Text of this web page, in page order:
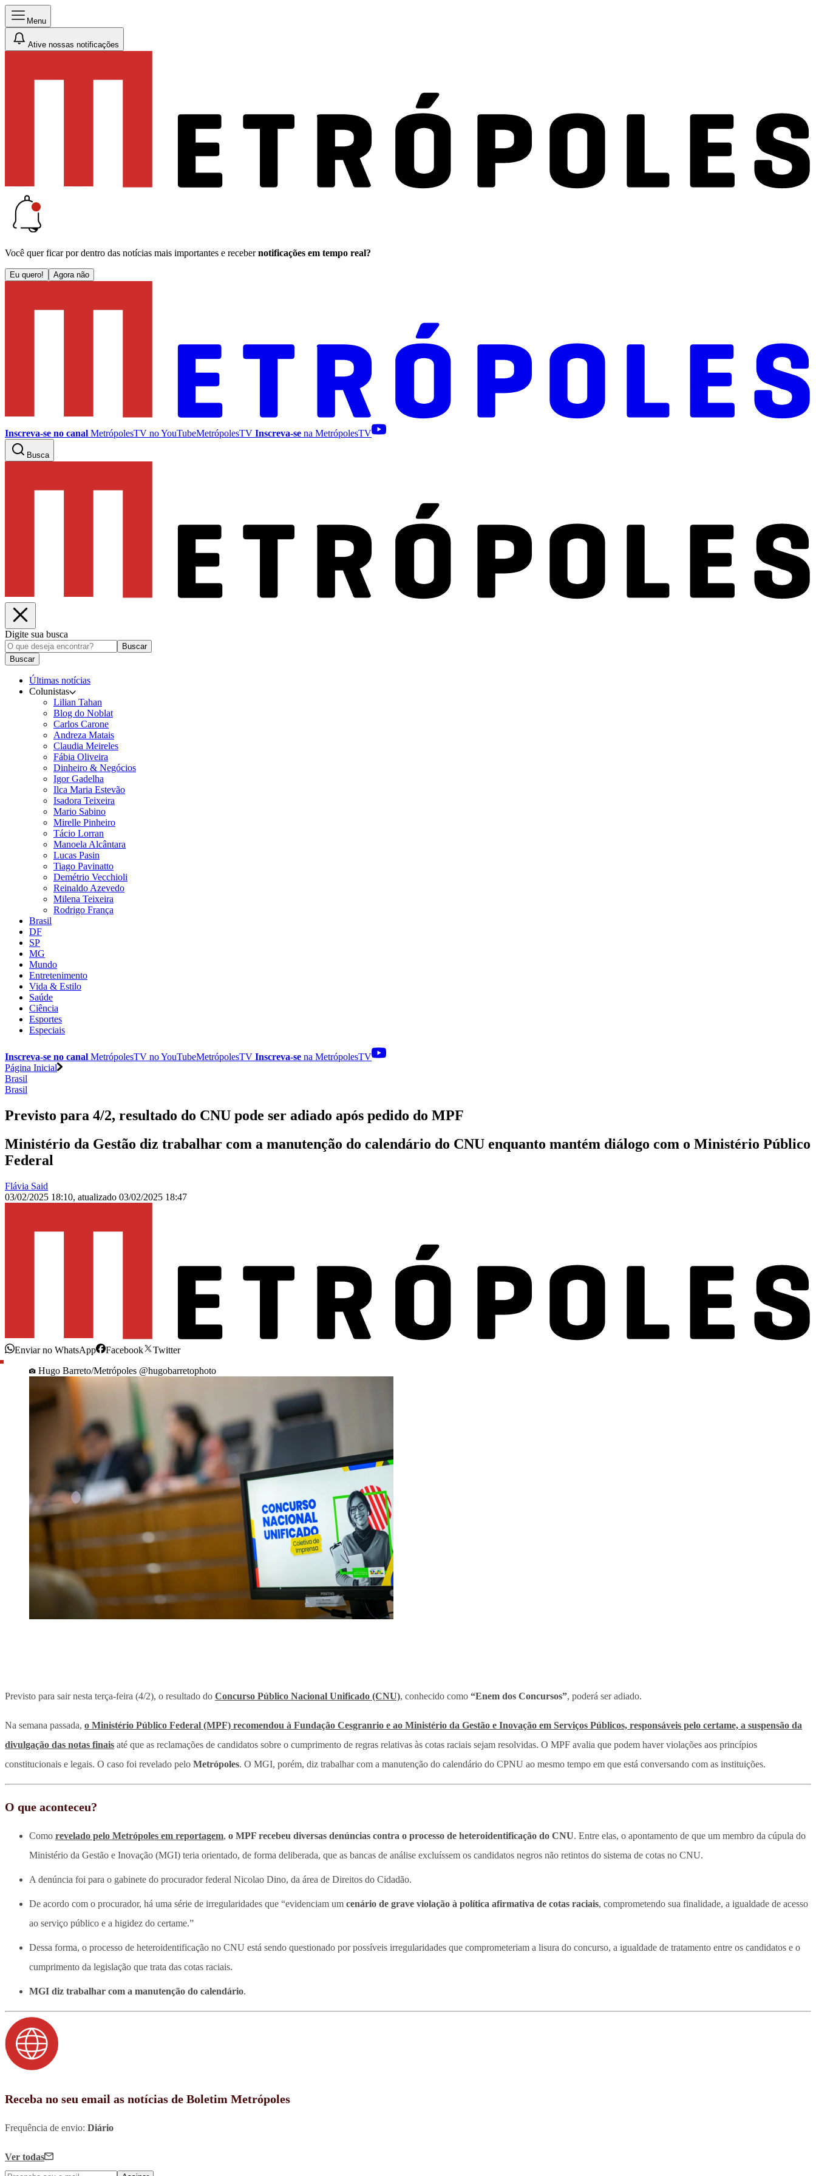
Menu
Ative nossas notificações
Você quer ficar por dentro das notícias mais importantes e receber notificações em tempo real?
Eu quero! Agora não
Inscreva-se no canal MetrópolesTV noYouTubeMetrópolesTV Inscreva-se na MetrópolesTV
Busca
Digite sua busca
Buscar
Buscar
Últimas notícias
Colunistas
Lilian Tahan
Blog do Noblat
Carlos Carone
Andreza Matais
Claudia Meireles
Fábia Oliveira
Dinheiro & Negócios
Igor Gadelha
Ilca Maria Estevão
Isadora Teixeira
Mario Sabino
Mirelle Pinheiro
Tácio Lorran
Manoela Alcântara
Lucas Pasin
Tiago Pavinatto
Demétrio Vecchioli
Reinaldo Azevedo
Milena Teixeira
Rodrigo França
Brasil
DF
SP
MG
Mundo
Entretenimento
Vida & Estilo
Saúde
Ciência
Esportes
Especiais
Inscreva-se no canal MetrópolesTV noYouTubeMetrópolesTV Inscreva-se na MetrópolesTV
Página Inicial
Brasil
Brasil
Previsto para 4/2, resultado do CNU pode ser adiado após pedido do MPF
Ministério da Gestão diz trabalhar com a manutenção do calendário do CNU enquanto mantém diálogo com o Ministério Público
Federal
Flávia Said
03/02/2025 18:10, atualizado 03/02/2025 18:47
Enviar no WhatsApp Facebook
Twitter
Hugo Barreto/Metrópoles @hugobarretophoto
Previsto para sair nesta terça-feira (4/2), o resultado do Concurso Público Nacional Unificado (CNU), conhecido como “Enem dos Concursos”, poderá ser adiado.
Na semana passada, o Ministério Público Federal (MPF) recomendou à Fundação Cesgranrio e ao Ministério da Gestão e Inovação em Serviços Públicos, responsáveis pelo certame, a suspensão da
divulgação das notas finais até que as reclamações de candidatos sobre o cumprimento de regras relativas às cotas raciais sejam resolvidas. O MPF avalia que podem haver violações aos princípios
constitucionais e legais. O caso foi revelado pelo Metrópoles. O MGI, porém, diz trabalhar com a manutenção do calendário do CPNU ao mesmo tempo em que está conversando com as instituições.
O que aconteceu?
Como revelado pelo Metrópoles em reportagem, o MPF recebeu diversas denúncias contra o processo de heteroidentificação do CNU. Entre elas, o apontamento de que um membro da cúpula do
Ministério da Gestão e Inovação (MGI) teria orientado, de forma deliberada, que as bancas de análise excluíssem os candidatos negros não retintos do sistema de cotas no CNU.
A denúncia foi para o gabinete do procurador federal Nicolao Dino, da área de Direitos do Cidadão.
De acordo com o procurador, há uma série de irregularidades que “evidenciam um cenário de grave violação à política afirmativa de cotas raciais, comprometendo sua finalidade, a igualdade de acesso
ao serviço público e a higidez do certame.”
Dessa forma, o processo de heteroidentificação no CNU está sendo questionado por possíveis irregularidades que comprometeriam a lisura do concurso, a igualdade de tratamento entre os candidatos e o
cumprimento da legislação que trata das cotas raciais.
MGI diz trabalhar com a manutenção do calendário.
Receba no seu email as notícias de Boletim Metrópoles
Frequência de envio: Diário
Ver todas